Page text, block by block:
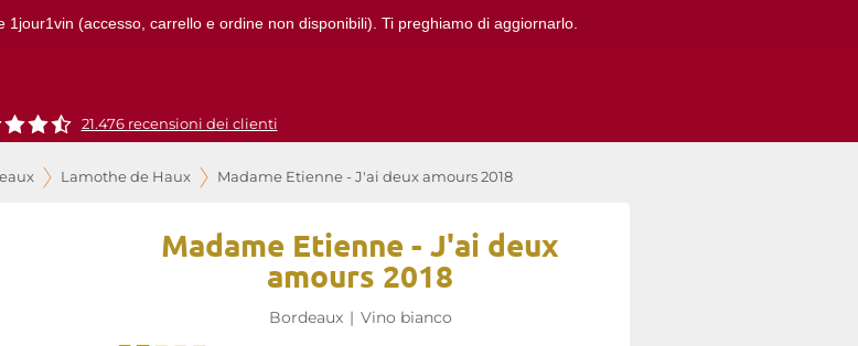
(accesso, carrello e ordine non disponibili). Ti preghiamo di aggiornarlo.
21.476 recensioni dei clienti
Lamothe de Haux Madame Etienne - J'ai deux amours 2018
Madame Etienne - J'ai deux
amours 2018
Bordeaux | Vino bianco